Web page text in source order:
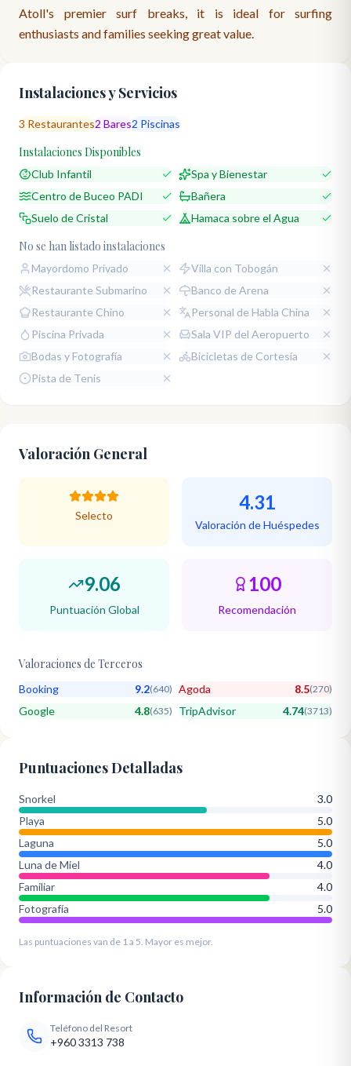
Atoll's premier surf breaks, it is ideal for surfing
enthusiasts and families seeking great value.
Instalaciones y Servicios
3 Restaurantes2 Bares2 Piscinas
Instalaciones Disponibles
Club Infantil
Spa y Bienestar
Centro de Buceo PADI
Bañera
Suelo de Cristal
Hamaca sobre el Agua
No se han listado instalaciones
Mayordomo Privado
Villa con Tobogán
Restaurante Submarino
Banco de Arena
Restaurante Chino
Personal de Habla China
Piscina Privada
Sala VIP del Aeropuerto
Bodas y Fotografía
Bicicletas de Cortesía
Pista de Tenis
Valoración General
Selecto
4.31
Valoración de Huéspedes
9.06
Puntuación Global
100
Recomendación
Valoraciones de Terceros
Booking 9.2(640) Agoda 8.5(270)
Google 4.8(635) TripAdvisor 4.74(3713)
Puntuaciones Detalladas
Snorkel
3.0
Playa
5.0
Laguna
5.0
Luna de Miel
4.0
Familiar
4.0
Fotografía
5.0
Las puntuaciones van de 1 a 5. Mayor es mejor.
Información de Contacto
Teléfono del Resort
+960 3313 738